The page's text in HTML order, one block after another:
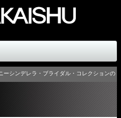
ーシンデレラ・ブライダル・コレクションの